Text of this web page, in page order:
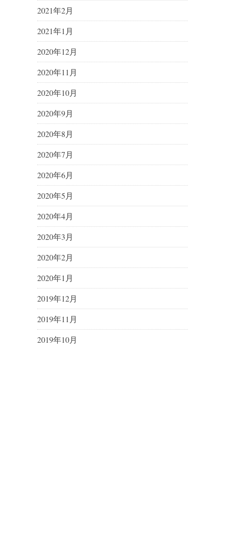
2021年2月
2021年1月
2020年12月
2020年11月
2020年10月
2020年9月
2020年8月
2020年7月
2020年6月
2020年5月
2020年4月
2020年3月
2020年2月
2020年1月
2019年12月
2019年11月
2019年10月